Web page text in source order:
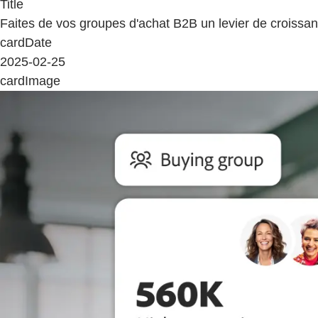
Title
Faites de vos groupes d'achat B2B un levier de
cardDate
2025-02-25
cardImage